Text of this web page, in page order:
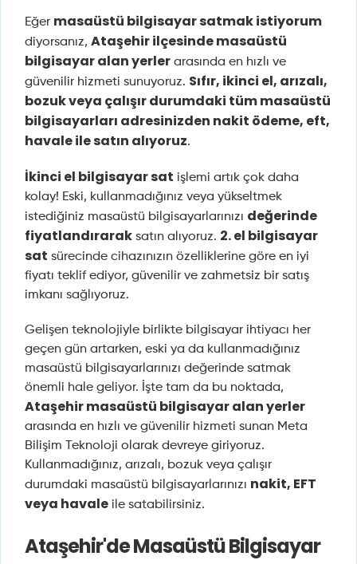
Eğer masaüstü bilgisayar satmak istiyorum
diyorsanız, Ataşehir ilçesinde masaüstü
bilgisayar alan yerler arasında en hızlı ve
güvenilir hizmeti sunuyoruz. Sıfır, ikinci el, arızalı,
bozuk veya çalışır durumdaki tüm masaüstü
bilgisayarları adresinizden nakit ödeme, eft,
havale ile satın alıyoruz.
İkinci el bilgisayar sat işlemi artık çok daha
kolay! Eski, kullanmadığınız veya yükseltmek
istediğiniz masaüstü bilgisayarlarınızı değerinde
fiyatlandırarak satın alıyoruz. 2. el bilgisayar
sat sürecinde cihazınızın özelliklerine göre en iyi
fiyatı teklif ediyor, güvenilir ve zahmetsiz bir satış
imkanı sağlıyoruz.
Gelişen teknolojiyle birlikte bilgisayar ihtiyacı her
geçen gün artarken, eski ya da kullanmadığınız
masaüstü bilgisayarlarınızı değerinde satmak
önemli hale geliyor. İşte tam da bu noktada,
Ataşehir masaüstü bilgisayar alan yerler
arasında en hızlı ve güvenilir hizmeti sunan Meta
Bilişim Teknoloji olarak devreye giriyoruz.
Kullanmadığınız, arızalı, bozuk veya çalışır
durumdaki masaüstü bilgisayarlarınızı nakit, EFT
veya havale ile satabilirsiniz.
Ataşehir'de Masaüstü Bilgisayar